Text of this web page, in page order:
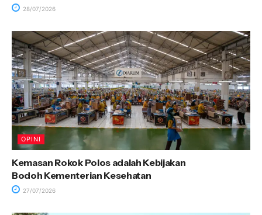
28/07/2026
OPINI
Kemasan Rokok Polos adalah Kebijakan
Bodoh Kementerian Kesehatan
27/07/2026